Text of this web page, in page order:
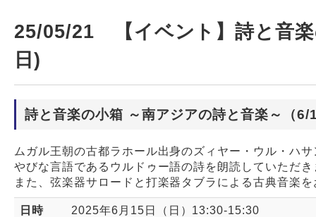
25/05/21 【イベント】詩と音
日)
詩と音楽の小箱 ～南アジアの詩と音楽～（6/
ムガル王朝の古都ラホール出身のズィヤー・ウル・ハ
やびな言語であるウルドゥー語の詩を朗読していただき
また、弦楽器サロードと打楽器タブラによる古典音楽
日時
2025年6月15日（日）13:30-15:30